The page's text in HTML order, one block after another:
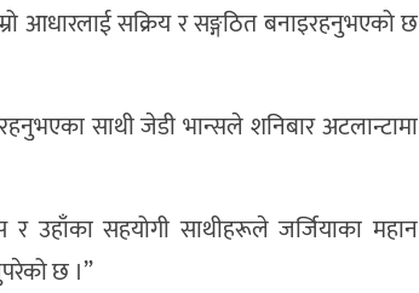
आधारलाई सक्रिय र सङ्गठित बनाइरहनुभएको छ
साथी जेडी भान्सले शनिबार अटलान्टामा
र उहाँका सहयोगी साथीहरूले जर्जियाका महान
छ ।”